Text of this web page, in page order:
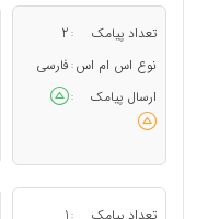
تعداد پیامک :
2
نوع اس ام اس : فارسی
ارسال پیامک
:
: